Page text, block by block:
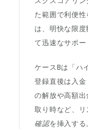
た範囲で利便
は、明快な限
て迅速なサポー
ケースBは「ハ
登録直後は入
の解放や高額
取り時など、
確認を挿入す